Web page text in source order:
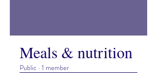
Meals & nutrition
Public · 1 member